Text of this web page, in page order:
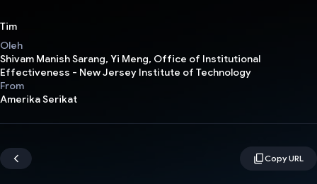
Tim
Oleh
Shivam Manish Sarang, Yi Meng, Office of Institutional
Effectiveness - New Jersey Institute of Technology
From
Amerika Serikat